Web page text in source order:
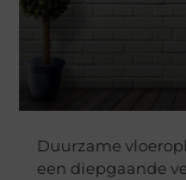
Duurzame
een diepgaande